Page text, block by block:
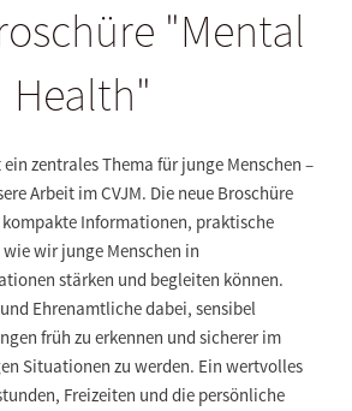
"Mental
Health"
zentrales Thema für junge Menschen –
Arbeit im CVJM. Die neue Broschüre
Informationen, praktische
wir junge Menschen in
stärken und begleiten können.
Ehrenamtliche dabei, sensibel
früh zu erkennen und sicherer im
Situationen zu werden. Ein wertvolles
Freizeiten und die persönliche